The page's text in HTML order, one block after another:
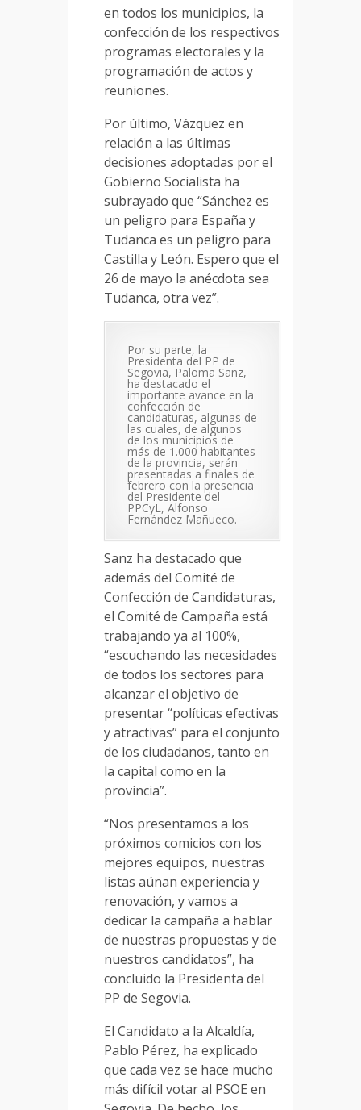
en todos los municipios, la
confección de los respectivos
programas electorales y la
programación de actos y
reuniones.
Por último, Vázquez en
relación a las últimas
decisiones adoptadas por el
Gobierno Socialista ha
subrayado que “Sánchez es
un peligro para España y
Tudanca es un peligro para
Castilla y León. Espero que el
26 de mayo la anécdota sea
Tudanca, otra vez”.
Por su parte, la
Presidenta del PP de
Segovia, Paloma Sanz,
ha destacado el
importante avance en la
confección de
candidaturas, algunas de
las cuales, de algunos
de los municipios de
más de 1.000 habitantes
de la provincia, serán
presentadas a finales de
febrero con la presencia
del Presidente del
PPCyL, Alfonso
Fernández Mañueco.
Sanz ha destacado que
además del Comité de
Confección de Candidaturas,
el Comité de Campaña está
trabajando ya al 100%,
“escuchando las necesidades
de todos los sectores para
alcanzar el objetivo de
presentar “políticas efectivas
y atractivas” para el conjunto
de los ciudadanos, tanto en
la capital como en la
provincia”.
“Nos presentamos a los
próximos comicios con los
mejores equipos, nuestras
listas aúnan experiencia y
renovación, y vamos a
dedicar la campaña a hablar
de nuestras propuestas y de
nuestros candidatos”, ha
concluido la Presidenta del
PP de Segovia.
El Candidato a la Alcaldía,
Pablo Pérez, ha explicado
que cada vez se hace mucho
más difícil votar al PSOE en